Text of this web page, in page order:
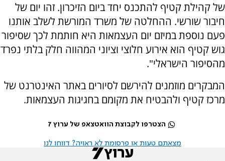
של קהילת קטיף להתכנס יחד ביום הזיכרון. זהו יום של
חיבור שורשי. ההחלטה של משרד המורשת לשלב אותנו
פעם נוספת במיזם יום העצמאות היא חותמת לכך שסיפור
גוש קטיף הוא אירוע חלוצי וציוני המהווה חלק בלתי נפרד
מהסיפור הישראלי".
המבקרים מוזמנים להירשם לסיורים באתר האינטרנט של
מרכז קטיף ולהבטיח את מקומם בחגיגות העצמאות.
הצטרפו לקבוצת הוואטצאפ של ערוץ 7
מצאתם טעות או פרסומת לא ראויה? דווחו לנו